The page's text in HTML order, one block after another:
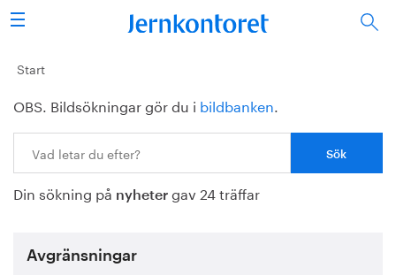
Sök
Stålindustrin
Vision 2050
Forskning/utbildning
Energi/miljö
Vi tycker
Start
OBS. Bildsökningar gör du i bildbanken.
Din sökning på nyheter gav 24 träffar
Avgränsningar